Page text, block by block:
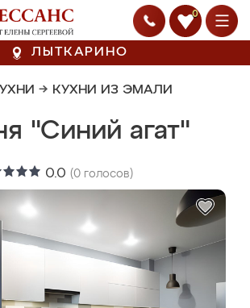
0
ЛЫТКАРИНО
→ КУХНИ ИЗ ЭМАЛИ
"Синий агат"
0.0 (0 голосов)